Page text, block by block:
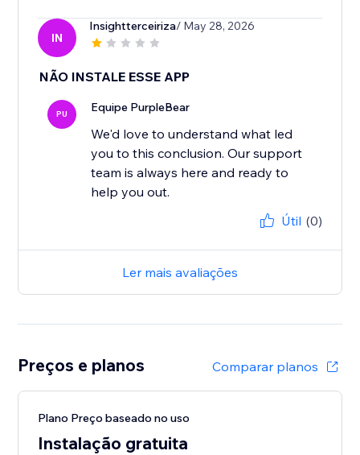
IN
Insightterceiriza/ May 28, 2026
NÃO INSTALE ESSE APP
PU Equipe PurpleBear
We'd love to understand what led
you to this conclusion. Our support
team is always here and ready to
help you out.
Útil (0)
Ler mais avaliações
Preços e planos Comparar planos
Plano Preço baseado no uso
Instalação gratuita